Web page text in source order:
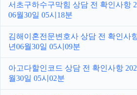
서초구하수구막힘 상담 전 확인사항
06월30일 05시18분
김해이혼전문변호사 상담 전 확인사
년06월30일 05시09분
아고다할인코드 상담 전 확인사항
월30일 05시02분